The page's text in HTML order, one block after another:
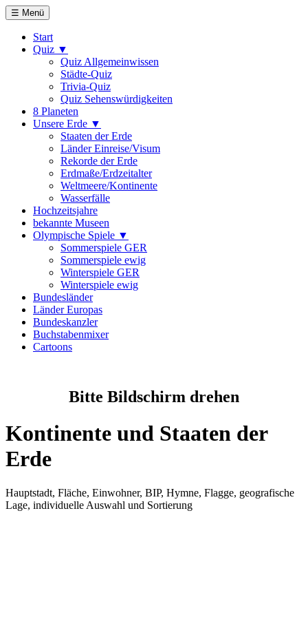
☰ Menü
Start
Quiz ▼
Quiz Allgemeinwissen
Städte-Quiz
Trivia-Quiz
Quiz Sehenswürdigkeiten
8 Planeten
Unsere Erde ▼
Staaten der Erde
Länder Einreise/Visum
Rekorde der Erde
Erdmaße/Erdzeitalter
Weltmeere/Kontinente
Wasserfälle
Hochzeitsjahre
bekannte Museen
Olympische Spiele ▼
Sommerspiele GER
Sommerspiele ewig
Winterspiele GER
Winterspiele ewig
Bundesländer
Länder Europas
Bundeskanzler
Buchstabenmixer
Cartoons
Bitte Bildschirm drehen
Kontinente und Staaten der
Erde
Hauptstadt, Fläche, Einwohner, BIP, Hymne, Flagge, geografische
Lage, individuelle Auswahl und Sortierung